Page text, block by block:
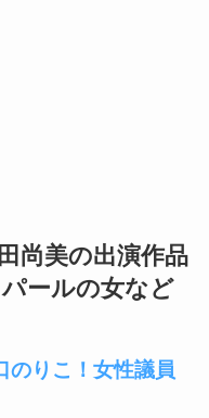
尚美の出演作品
ールの女など
のりこ！女性議員